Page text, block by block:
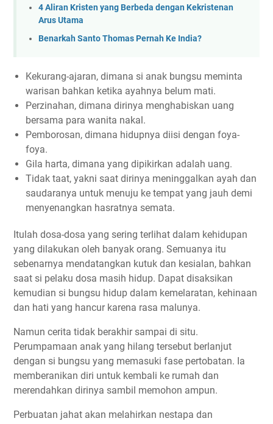
4 Aliran Kristen yang Berbeda dengan Kekristenan
Arus Utama
Benarkah Santo Thomas Pernah Ke India?
Kekurang-ajaran, dimana si anak bungsu meminta
warisan bahkan ketika ayahnya belum mati.
Perzinahan, dimana dirinya menghabiskan uang
bersama para wanita nakal.
Pemborosan, dimana hidupnya diisi dengan foya-
foya.
Gila harta, dimana yang dipikirkan adalah uang.
Tidak taat, yakni saat dirinya meninggalkan ayah dan
saudaranya untuk menuju ke tempat yang jauh demi
menyenangkan hasratnya semata.
Itulah dosa-dosa yang sering terlihat dalam kehidupan
yang dilakukan oleh banyak orang. Semuanya itu
sebenarnya mendatangkan kutuk dan kesialan, bahkan
saat si pelaku dosa masih hidup. Dapat disaksikan
kemudian si bungsu hidup dalam kemelaratan, kehinaan
dan hati yang hancur karena rasa malunya.
Namun cerita tidak berakhir sampai di situ.
Perumpamaan anak yang hilang tersebut berlanjut
dengan si bungsu yang memasuki fase pertobatan. Ia
memberanikan diri untuk kembali ke rumah dan
merendahkan dirinya sambil memohon ampun.
Perbuatan jahat akan melahirkan nestapa dan